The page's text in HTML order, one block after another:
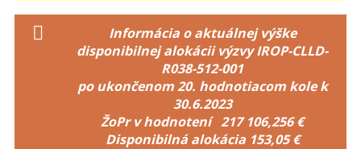
Informácia o aktuálnej výške
disponibilnej alokácii výzvy IROP-CLLD-
R038-512-001
po ukončenom 20. hodnotiacom kole k
30.6.2023
ŽoPr v hodnotení 217 106,256 €
Disponibilná alokácia 153,05 €